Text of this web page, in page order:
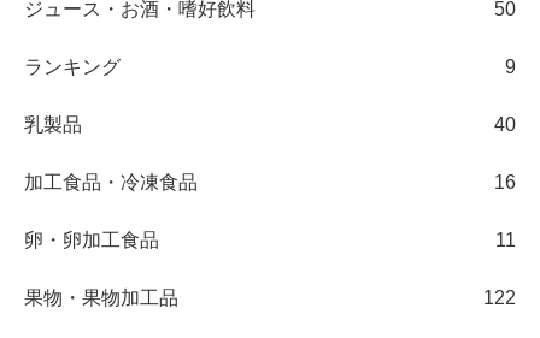
ジュース・お酒・嗜好飲料 50
ランキング 9
乳製品 40
加工食品・冷凍食品 16
卵・卵加工食品 11
果物・果物加工品 122